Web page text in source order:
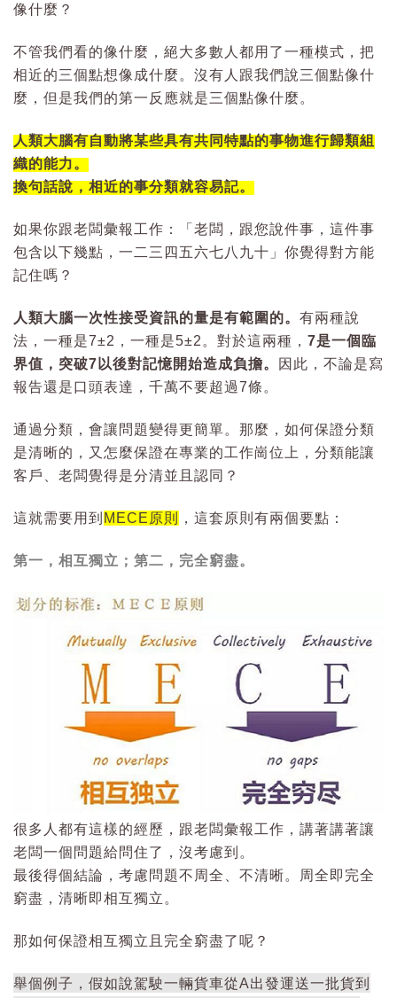
像什麼？
不管我們看的像什麼，絕大多數人都用了一種模式，把
相近的三個點想像成什麼。沒有人跟我們說三個點像什
麼，但是我們的第一反應就是三個點像什麼。
人類大腦有自動將某些具有共同特點的事物進行歸類組
織的能力。
換句話說，相近的事分類就容易記。
如果你跟老闆彙報工作：「老闆，跟您說件事，這件事
包含以下幾點，一二三四五六七八九十」你覺得對方能
記住嗎？
人類大腦一次性接受資訊的量是有範圍的。 有兩種說
法，一種是7±2，一種是5±2。對於這兩種， 7是一個臨
界值，突破7以後對記憶開始造成負擔。
因此，不論是寫
報告還是口頭表達，千萬不要超過7條。
通過分類，會讓問題變得更簡單。那麼，如何保證分類
是清晰的，又怎麼保證在專業的工作崗位上，分類能讓
客戶、老闆覺得是分清並且認同？
這就需要用到 MECE 原則 ，這套原則有兩個要點：
第一，相互獨立；第二，完全窮盡。
很多人都有這樣的經歷，跟老闆彙報工作，講著講著讓
老闆一個問題給問住了，沒考慮到。
最後得個結論，考慮問題不周全、不清晰。周全即完全
窮盡，清晰即相互獨立。
那如何保證相互獨立且完全窮盡了呢？
舉個例子，假如說駕駛一輛貨車從A出發運送一批貨到